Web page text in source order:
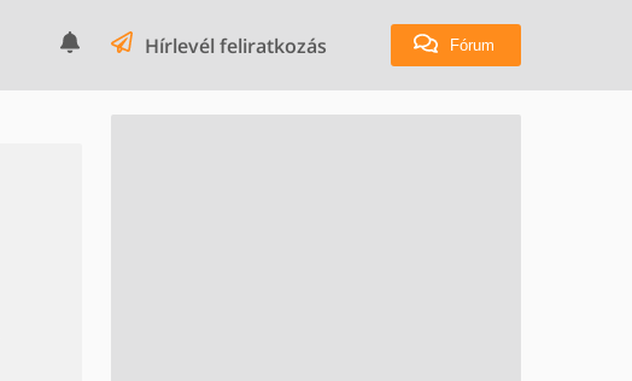
Hírlevél feliratkozás Fórum